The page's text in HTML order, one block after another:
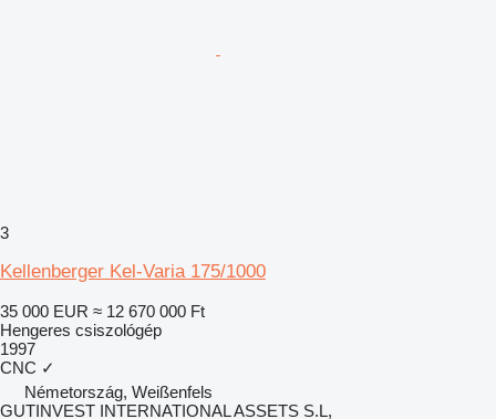
3
Kellenberger Kel-Varia 175/1000
35 000 EUR ≈ 12 670 000 Ft
Hengeres csiszológép
1997
CNC ✓
Németország, Weißenfels
GUTINVEST INTERNATIONAL ASSETS S.L,